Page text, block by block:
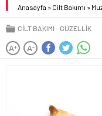
Anasayfa » Cilt Bakımı »
CILT BAKIMI GÜZELLIK
A+ A-